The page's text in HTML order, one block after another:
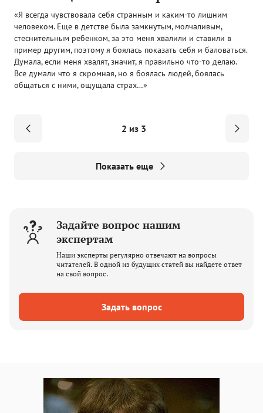
«Я всегда чувствовала себя странным и каким-то лишним
человеком. Еще в детстве была замкнутым, молчаливым,
стеснительным ребенком, за это меня хвалили и ставили в
пример другим, поэтому я боялась показать себя и баловаться.
Думала, если меня хвалят, значит, я правильно что-то делаю.
Все думали что я скромная, но я боялась людей, боялась
общаться с ними, ощущала страх…»
2 из 3
Показать еще
Задайте вопрос нашим
экспертам
Наши эксперты регулярно отвечают на вопросы
читателей. В одной из будущих статей вы найдете ответ
на свой вопрос.
Задать вопрос